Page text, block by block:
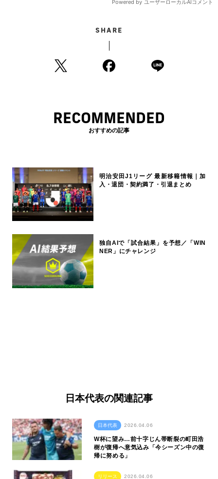
SHARE
RECOMMENDED
おすすめの記事
明治安田J1リーグ 最新移籍情報｜加
入・退団・契約満了・引退まとめ
独自AIで「試合結果」を予想／「WIN
NER」にチャレンジ
日本代表の関連記事
日本代表 2026.04.06
W杯に望み…前十字じん帯断裂の町田浩
樹が復帰へ意気込み「今シーズン中の復
帰に努める」
リリース 2026.04.06